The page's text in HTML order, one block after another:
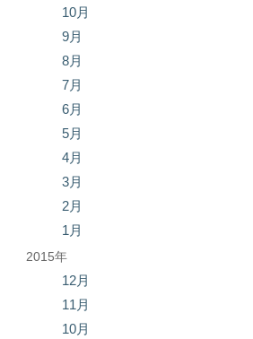
10月
9月
8月
7月
6月
5月
4月
3月
2月
1月
2015年
12月
11月
10月